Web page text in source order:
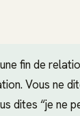
fin de
Vous ne
dites “je ne